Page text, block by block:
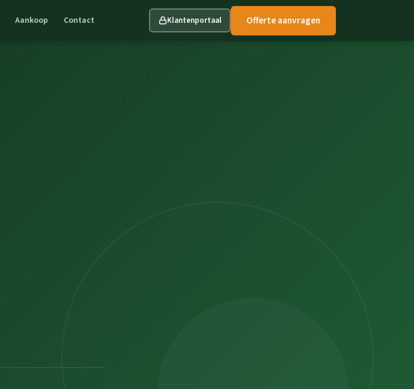
Aankoop Contact Klantenportaal Offerte aanvragen